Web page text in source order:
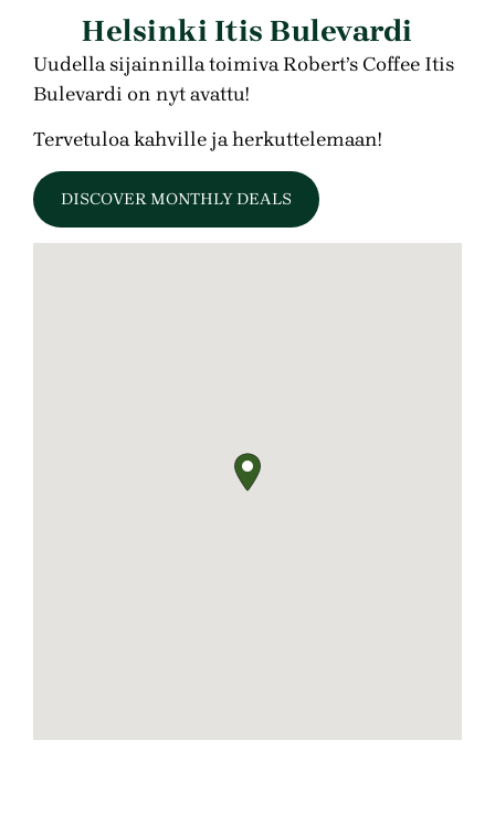
Helsinki Itis Bulevardi
Uudella sijainnilla toimiva Robert’s Coffee Itis
Bulevardi on nyt avattu!
Tervetuloa kahville ja herkuttelemaan!
DISCOVER MONTHLY DEALS